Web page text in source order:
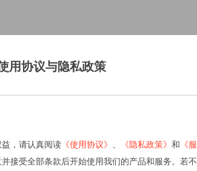
用协议与隐私政策
，请认真阅读 《使用协议》 《隐私政策》 和 《服
接受全部条款后开始使用我们的产品和服务。若不